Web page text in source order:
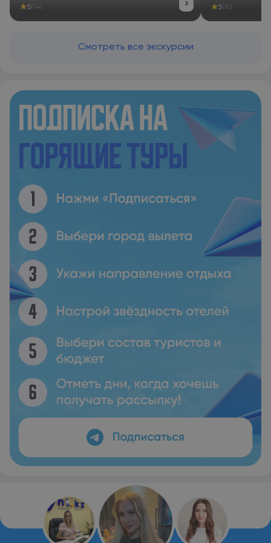
★5 (14) › ★5(16)
Смотреть все экскурсии